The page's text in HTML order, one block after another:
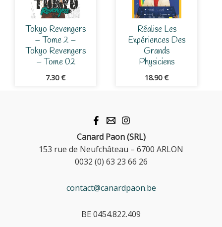
Tokyo Revengers
– Tome 2 –
Tokyo Revengers
– Tome 02
7.30€
Réalise Les
Expériences Des
Grands
Physiciens
18.90€
Canard Paon (SRL)
153 rue de Neufchâteau – 6700 ARLON
0032 (0) 63 23 66 26
contact@canardpaon.be
BE 0454.822.409